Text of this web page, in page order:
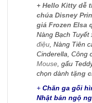
+ Hello Kitty dễ
chúa Disney
giá Frozen Elsa
Nàng Bạch Tuyết
điệu , Nàng Tiên
Cinderella, Công
Mouse , gấu
chọn dành tặng
+ Chăn ga gối
Nhật bản ngộ